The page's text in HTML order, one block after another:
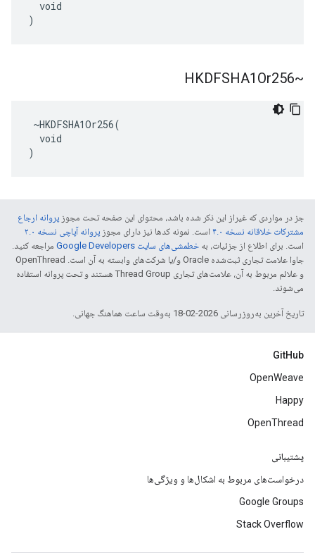
  void
)
~HKDFSHA1Or256
~HKDFSHA1Or256(
  void
)
جز در مواردی که غیراز این ذکر شده باشد، محتوای این صفحه تحت مجوز پروانه ارجاع
مشترکات خلاقانه نسخه ۴.۰
است. نمونه کدها نیز دارای مجوز پروانه آپاچی نسخه ۲.۰
است. برای اطلاع از جزئیات، به خطمشی‌های سایت Google Developers‏
مراجعه کنید.
جاوا علامت تجاری ثبت‌شده Oracle و/یا شرکت‌های وابسته به آن است. ‫OpenThread
و علائم مربوط به آن، علامت‌های تجاری Thread Group هستند و تحت پروانه استفاده
می‌شوند.
تاریخ آخرین به‌روزرسانی 2026-02-18 به‌وقت ساعت هماهنگ جهانی.
GitHub
OpenWeave
Happy
OpenThread
پشتیبانی
درخواست‌های مربوط به اشکال‌ها و ویژگی‌ها
Google Groups
Stack Overflow